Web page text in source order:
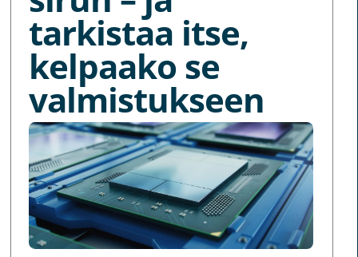
tarkistaa itse,
kelpaako se
valmistukseen